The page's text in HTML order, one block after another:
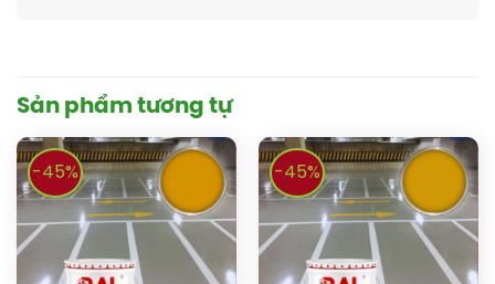
Sản phẩm tương tự
-45% -45%